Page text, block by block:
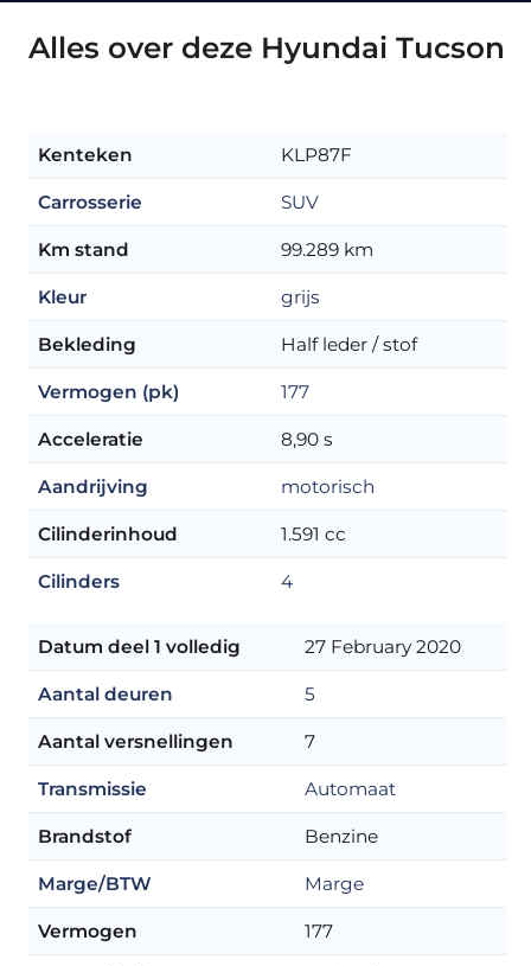
Alles over deze Hyundai Tucson
Kenteken KLP87F
Carrosserie SUV
Km stand 99.289 km
Kleur grijs
Bekleding Half leder / stof
Vermogen (pk) 177
Acceleratie 8,90 s
Aandrijving motorisch
Cilinderinhoud 1.591 cc
Cilinders 4
Datum deel 1 volledig 27 February 2020
Aantal deuren 5
Aantal versnellingen 7
Transmissie Automaat
Brandstof Benzine
Marge/BTW Marge
Vermogen 177